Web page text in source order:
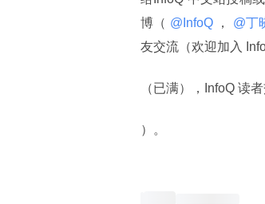
博（ @InfoQ ， @丁
友交流（欢迎加入
（已满），InfoQ 读
）。